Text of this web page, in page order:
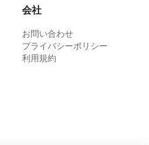
会社
お問い合わせ
プライバシーポリシー
利用規約